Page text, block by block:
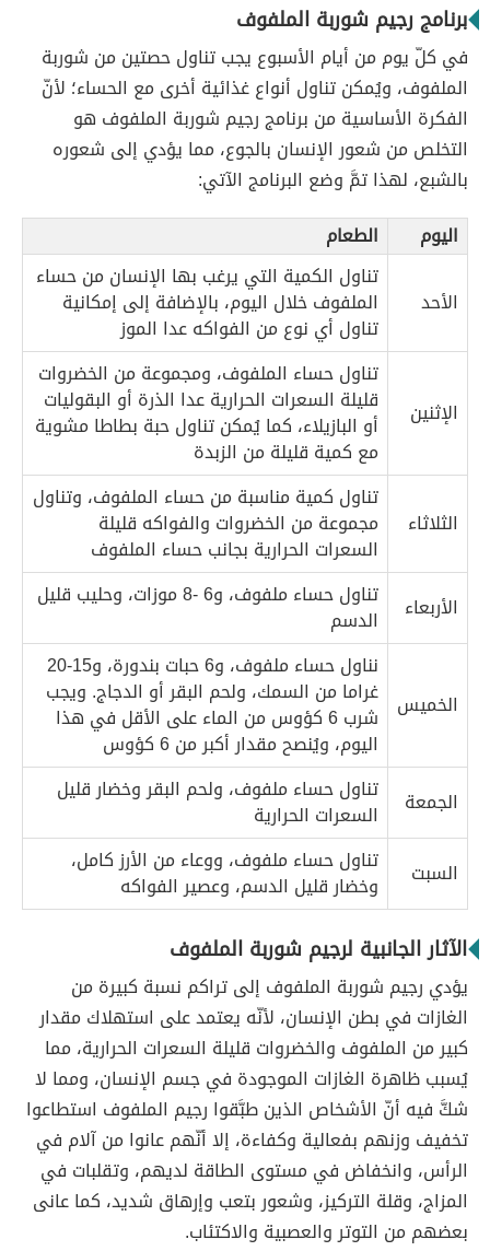
برنامج رجيم شوربة الملفوف
في كلّ يوم من أيام الأسبوع يجب تناول حصتين من شوربة
الملفوف، ويُمكن تناول أنواع غذائية أخرى مع الحساء؛ لأنّ
الفكرة الأساسية من برنامج رجيم شوربة الملفوف هو
التخلص من شعور الإنسان بالجوع، مما يؤدي إلى شعوره
بالشبع، لهذا تمَّ وضع البرنامج الآتي:
اليوم
الطعام
الأحد
تناول الكمية التي يرغب بها الإنسان من حساء
الملفوف خلال اليوم، بالإضافة إلى إمكانية
تناول أي نوع من الفواكه عدا الموز
الإثنين
تناول حساء الملفوف، ومجموعة من الخضروات
قليلة السعرات الحرارية عدا الذرة أو البقوليات
أو البازيلاء، كما يُمكن تناول حبة بطاطا مشوية
مع كمية قليلة من الزبدة
الثلاثاء
تناول كمية مناسبة من حساء الملفوف، وتناول
مجموعة من الخضروات والفواكه قليلة
السعرات الحرارية بجانب حساء الملفوف
الأربعاء
تناول حساء ملفوف، و6 -8 موزات، وحليب قليل
الدسم
الخميس
نناول حساء ملفوف، و6 حبات بندورة، و15-20
غراما من السمك، ولحم البقر أو الدجاج. ويجب
شرب 6 كؤوس من الماء على الأقل في هذا
اليوم، ويُنصح مقدار أكبر من 6 كؤوس
الجمعة
تناول حساء ملفوف، ولحم البقر وخضار قليل
السعرات الحرارية
السبت
تناول حساء ملفوف، ووعاء من الأرز كامل،
وخضار قليل الدسم، وعصير الفواكه
الآثار الجانبية لرجيم شوربة الملفوف
يؤدي رجيم شوربة الملفوف إلى تراكم نسبة كبيرة من
الغازات في بطن الإنسان، لأنّه يعتمد على استهلاك مقدار
كبير من الملفوف والخضروات قليلة السعرات الحرارية، مما
يُسبب ظاهرة الغازات الموجودة في جسم الإنسان، ومما لا
شكَّ فيه أنّ الأشخاص الذين طبَّقوا رجيم الملفوف استطاعوا
تخفيف وزنهم بفعالية وكفاءة، إلا أنّهم عانوا من آلام في
الرأس، وانخفاض في مستوى الطاقة لديهم، وتقلبات في
المزاج، وقلة التركيز، وشعور بتعب وإرهاق شديد، كما عانى
بعضهم من التوتر والعصبية والاكتئاب.